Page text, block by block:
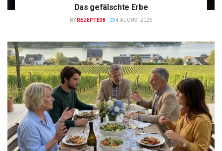
Das gefälschte Erbe
BY REZEPTE38 4 AUGUST 2026